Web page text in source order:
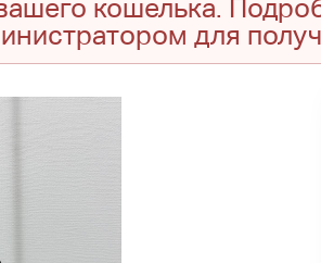
кошелька.
для